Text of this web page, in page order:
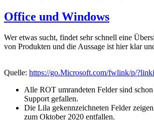
Office und Windows
Wer etwas sucht, findet sehr schnell eine
von Produkten und die Aussage ist hier klar
Quelle: https://go.Microsoft.com/fwlink/p/
Alle ROT umrandeten Felder sind schon
Support gefallen.
Die Lila gekennzeichneten Felder
zum Oktober 2020 entfallen.